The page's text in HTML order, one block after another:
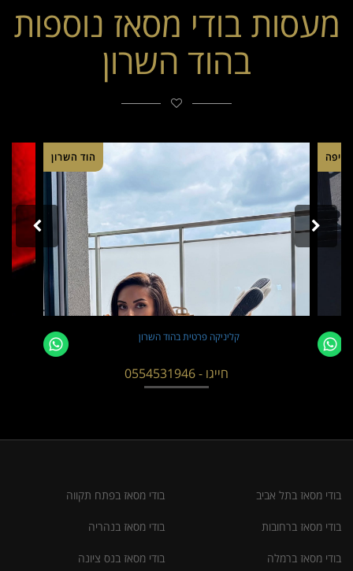
מעסות בודי מסאז נוספות
בהוד השרון
חיפה הוד השרון
קליניקה פרטית בהוד השרון
חייגו - 0554531946
בודי מסאז בתל אביב
בודי מסאז ברחובות
בודי מסאז ברמלה
בודי מסאז בפתח תקווה
בודי מסאז בנהריה
בודי מסאז בנס ציונה